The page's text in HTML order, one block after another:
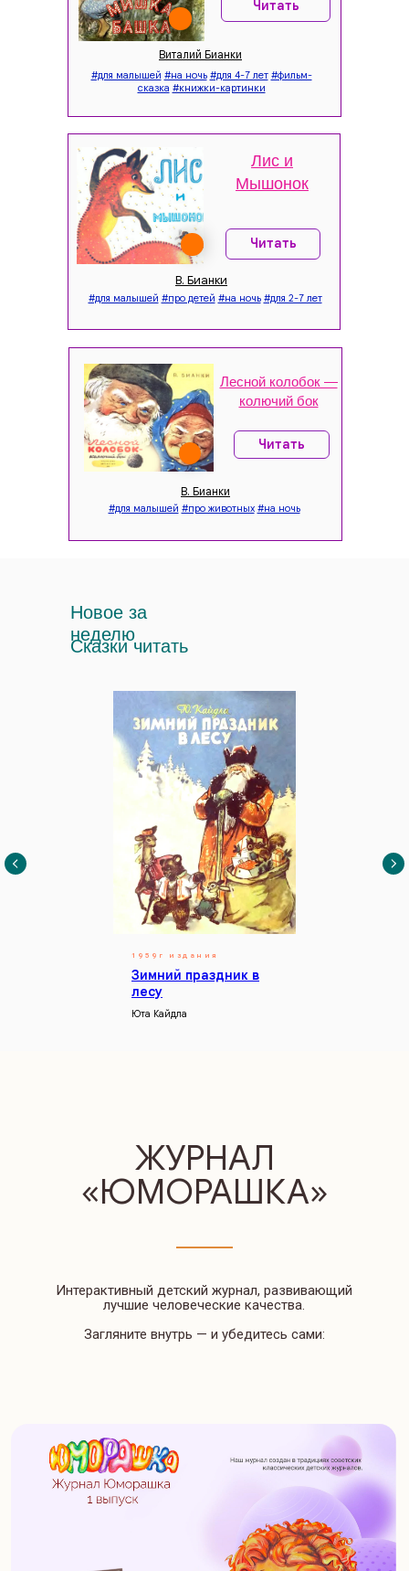
Лис и
Мышонок
В. Бианки
Читать
#для малышей #про детей #на ночь #для 2-7 лет
Лесной колобок —
колючий бок
В. Бианки
Читать
#для малышей #про животных #на ночь
Виталий Бианки
Читать
#для малышей #на ночь #для 4-7 лет #фильм-
сказка #книжки-картинки
Новое за
неделю
Сказки читать
1959г издания
Зимний праздник в
лесу
Юта Кайдла
Интерактивный детский журнал, развивающий
лучшие человеческие качества.
Загляните внутрь — и убедитесь сами:
ЖУРНАЛ